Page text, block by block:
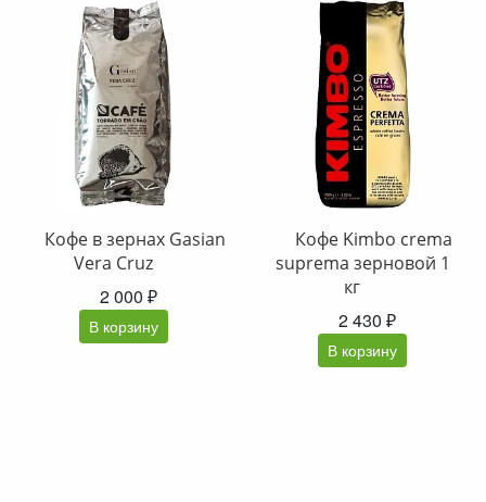
Кофе в зернах Gasian
Vera Cruz
2 000 ₽
В корзину
Кофе Kimbo crema
suprema зерновой 1
кг
2 430 ₽
В корзину